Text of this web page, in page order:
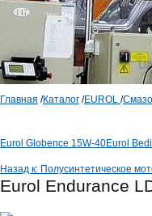
Главная /Каталог /EUROL /
Eurol Globence 15W-40Eurol
Назад к: Полусинтетическое
Eurol Endurance